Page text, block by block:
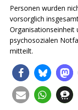
Personen wurden
vorsorglich
Organisationseinheit
psychosozialen
mitteilt.